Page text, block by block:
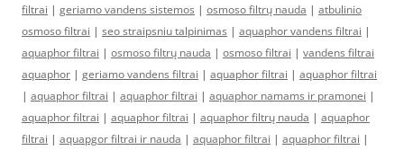
filtrai | geriamo vandens sistemos | osmoso filtrų nauda | atbulinio
osmoso filtrai | seo straipsniu talpinimas | aquaphor vandens filtrai |
aquaphor filtrai | osmoso filtrų nauda | osmoso filtrai | vandens filtrai
aquaphor | geriamo vandens filtrai | aquaphor filtrai | aquaphor filtrai
| aquaphor filtrai | aquaphor filtrai | aquaphor namams ir pramonei |
aquaphor filtrai | aquaphor filtrai | aquaphor filtrų nauda | aquaphor
filtrai | aquapgor filtrai ir nauda | aquaphor filtrai | aquaphor filtrai |